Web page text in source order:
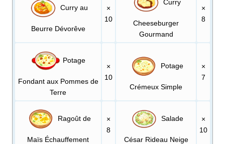
Curry au
Beurre Dévorêve
×
10
Curry
Cheeseburger
Gourmand
×
8
Potage
Fondant aux Pommes de
Terre
×
10
Potage
Crémeux Simple
×
7
Ragoût de
Maïs Échauffement
×
8
Salade
César Rideau Neige
×
10